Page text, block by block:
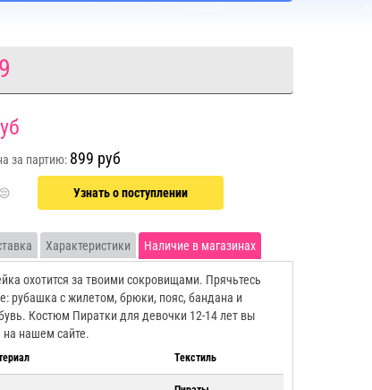
за партию: 899 руб
Узнать о поступлении
Характеристики Наличие в магазинах
охотится за твоими сокровищами. Прячьтесь
рубашка с жилетом, брюки, пояс, бандана и
Костюм Пиратки для девочки 12-14 лет вы
на нашем сайте.
Текстиль